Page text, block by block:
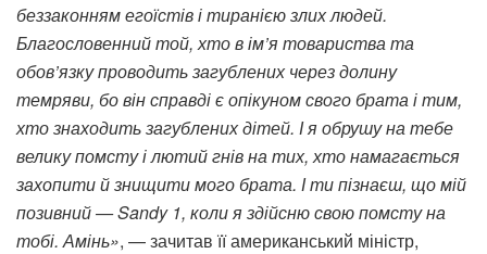
беззаконням егоїстів і тиранією злих людей.
Благословенний той, хто в ім’я товариства та
обов’язку проводить загублених через долину
темряви, бо він справді є опікуном свого брата і тим,
хто знаходить загублених дітей. І я обрушу на тебе
велику помсту і лютий гнів на тих, хто намагається
захопити й знищити мого брата. І ти пізнаєш, що мій
позивний — Sandy 1, коли я здійсню свою помсту на
тобі. Амінь», — зачитав її американський міністр,